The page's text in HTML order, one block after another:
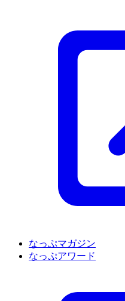
なっぷマガジン
なっぷアワード